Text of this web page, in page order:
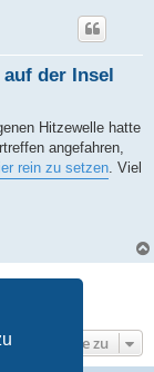
der Insel
Hitzewelle hatte
angefahren,
rein zu setzen. Viel
Gehe zu